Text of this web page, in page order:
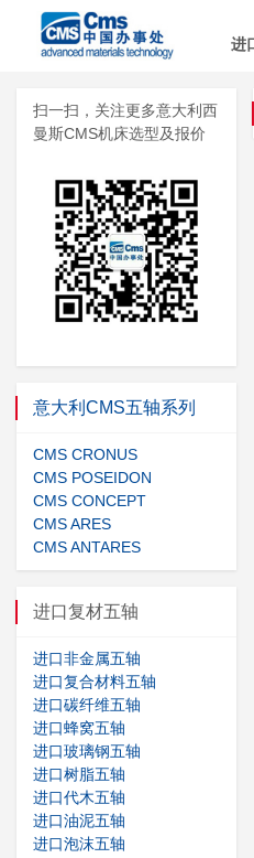
进
扫一扫，关注更多意大利西
曼斯CMS机床选型及报价
意大利CMS五轴系列
CMS CRONUS
CMS POSEIDON
CMS CONCEPT
CMS ARES
CMS ANTARES
进口复材五轴
进口非金属五轴
进口复合材料五轴
进口碳纤维五轴
进口蜂窝五轴
进口玻璃钢五轴
进口树脂五轴
进口代木五轴
进口油泥五轴
进口泡沫五轴